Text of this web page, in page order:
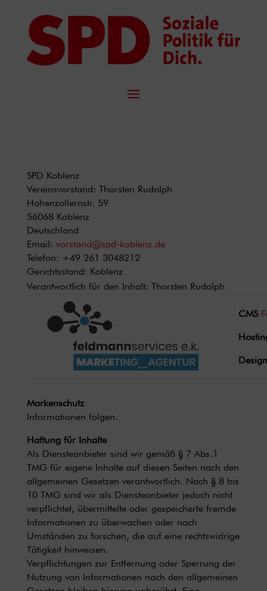
SPD Koblenz
Vereinsvorstand: Thorsten Rudolph
Hohenzollernstr. 59
56068 Koblenz
Deutschland
Email: vorstand@spd-koblenz.de
Telefon: +49 261 3048212
Gerichtsstand: Koblenz
Verantwortlich für den Inhalt: Thorsten Rudolph
CMS
Design
Markenschutz
Informationen folgen.
Haftung für Inhalte
Als Diensteanbieter sind wir gemäß § 7 Abs.1
TMG für eigene Inhalte auf diesen Seiten nach den
allgemeinen Gesetzen verantwortlich. Nach § 8 bis
10 TMG sind wir als Diensteanbieter jedoch nicht
verpflichtet, übermittelte oder gespeicherte fremde
Informationen zu überwachen oder nach
Umständen zu forschen, die auf eine rechtswidrige
Tätigkeit hinweisen.
Verpflichtungen zur Entfernung oder Sperrung der
Nutzung von Informationen nach den allgemeinen